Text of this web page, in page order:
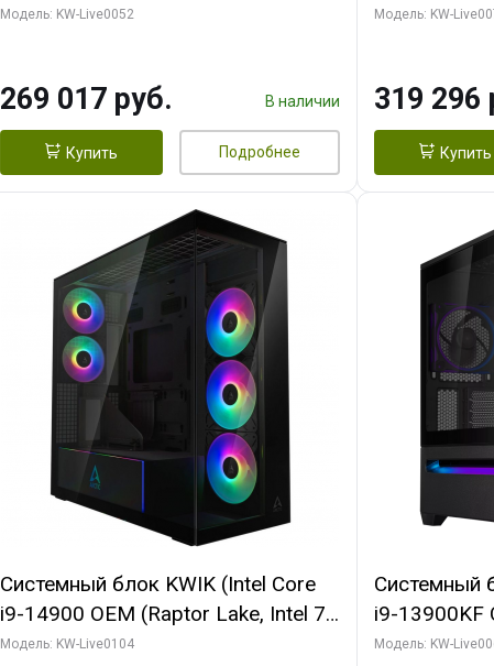
C24 16EC/8PC// 64 ГБ ОЗУ (2
256bit 3xDP HD/ 512 ГБ SSD)
Модель: KW-Live0052
269 017 руб. В наличии
Купить Подробнее
C24 16EC/
GDDR7
Модель: KW-
319 296
Купить
Системный блок KWIK (Intel Core
i9-14900 OEM (Raptor Lake, Intel 7,
C24 16EC/8PC// 64 ГБ ОЗУ (2
Модель: KW-Live0104
Системный
i9-13900KF
7, C24
Модель: KW-